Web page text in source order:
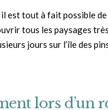
il est tout à fait possible
tous les paysages
jours sur l’île des
lors d’un